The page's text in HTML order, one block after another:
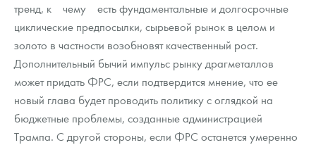
тренд, к чему есть фундаментальные и долгосрочные
циклические предпосылки, сырьевой рынок в целом и
золото в частности возобновят качественный рост.
Дополнительный бычий импульс рынку драгметаллов
может придать ФРС, если подтвердится мнение, что ее
новый глава будет проводить политику с оглядкой на
бюджетные проблемы, созданные администрацией
Трампа. С другой стороны, если ФРС останется умеренно